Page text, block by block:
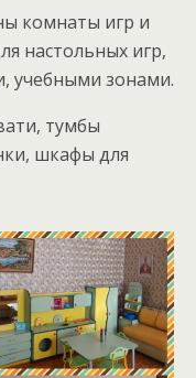
комнаты игр и
настольных игр,
учебными зонами.
тумбы
шкафы для